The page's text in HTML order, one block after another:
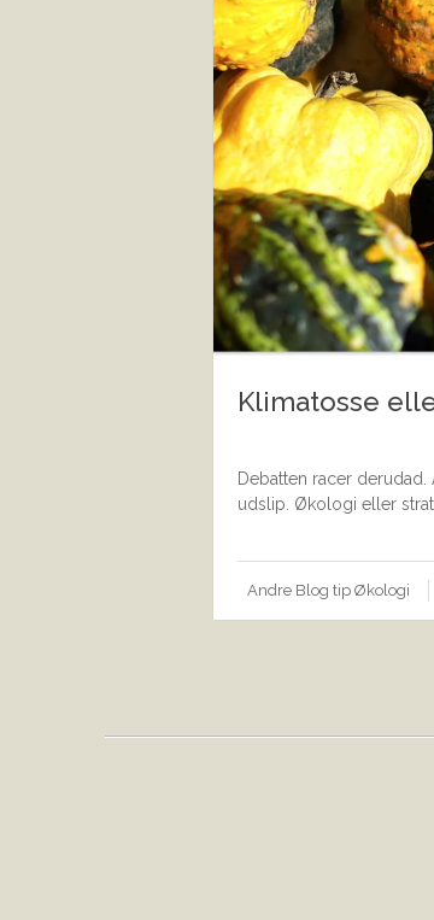
Klimatosse
Debatten racer
udslip. Økologi eller
Andre Blog tip Økologi